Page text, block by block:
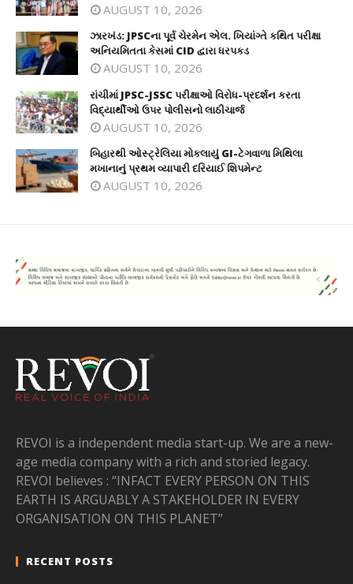
AUGUST 10, 2026
ઝારખંડ: JPSCના પૂર્વ ચેરમેન એલ. ખિયાંગ્તે કથિત પરીક્ષા
અનિયમિતતા કેસમાં CID દ્વારા ધરપકડ
AUGUST 10, 2026
રાંચીમાં JPSC-JSSC પરીક્ષાઓ વિરોધ-પ્રદર્શન કરતા
વિદ્યાર્થીઓ ઉપર પોલીસનો લાઠીચાર્જ
AUGUST 10, 2026
બિહારથી ઓસ્ટ્રેલિયા મોકલાયું GI-ટેગવાળા મિથિલા
મખાનાનું પ્રથમ વ્યાપારી દરિયાઈ શિપમેન્ટ
AUGUST 10, 2026
REVOI is a independent media start-up. We are a new-
age media company with a rich and storied legacy.
REVOI believes : “INFACT EVERY PERSON ON THIS
EARTH IS ARGUABLY A STAKEHOLDER IN EVERY
ORGANISATION ON THIS PLANET”
RECENT POSTS